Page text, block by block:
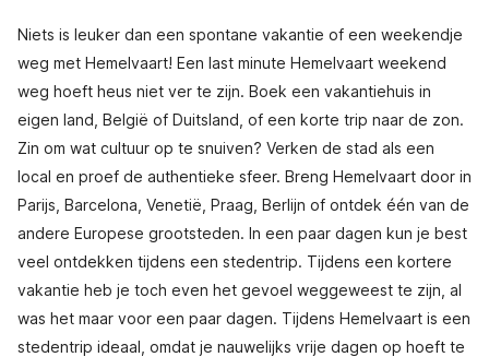
Niets is leuker dan een spontane vakantie of een weekendje
weg met Hemelvaart! Een last minute Hemelvaart weekend
weg hoeft heus niet ver te zijn. Boek een vakantiehuis in
eigen land, België of Duitsland, of een korte trip naar de zon.
Zin om wat cultuur op te snuiven? Verken de stad als een
local en proef de authentieke sfeer. Breng Hemelvaart door in
Parijs, Barcelona, Venetië, Praag, Berlijn of ontdek één van de
andere Europese grootsteden. In een paar dagen kun je best
veel ontdekken tijdens een stedentrip. Tijdens een kortere
vakantie heb je toch even het gevoel weggeweest te zijn, al
was het maar voor een paar dagen. Tijdens Hemelvaart is een
stedentrip ideaal, omdat je nauwelijks vrije dagen op hoeft te